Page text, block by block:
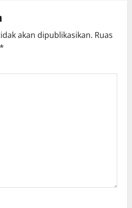
akan dipublikasikan. Ruas
*